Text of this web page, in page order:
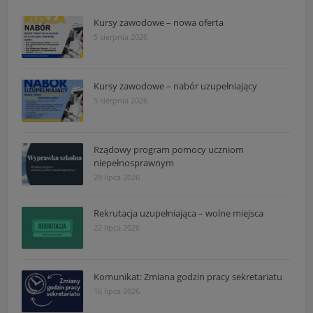
Kursy zawodowe – nowa oferta
5 sierpnia 2026
Kursy zawodowe – nabór uzupełniający
5 sierpnia 2026
Rządowy program pomocy uczniom
niepełnosprawnym
29 lipca 2026
Rekrutacja uzupełniająca – wolne miejsca
22 lipca 2026
Komunikat: Zmiana godzin pracy sekretariatu
16 lipca 2026